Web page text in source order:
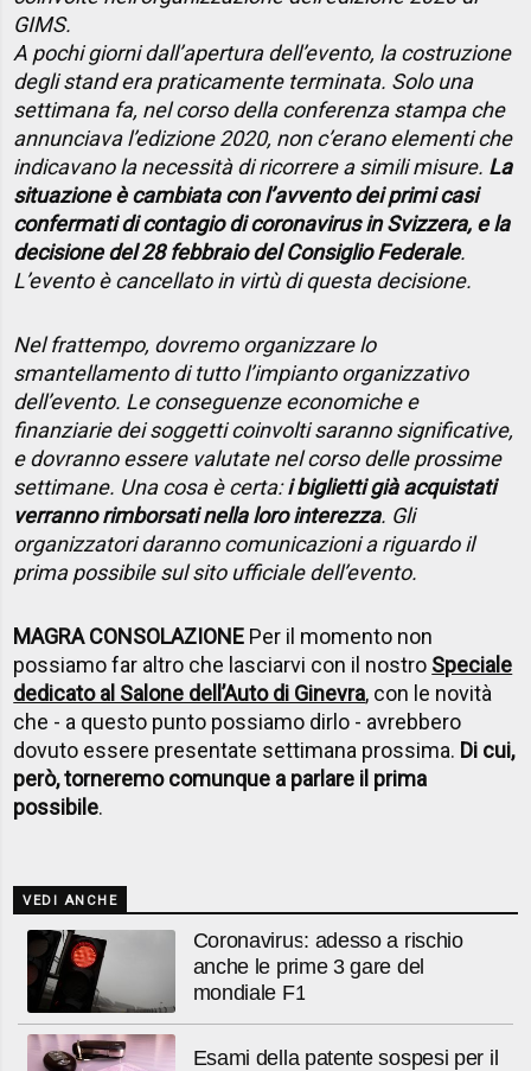
GIMS.
A pochi giorni dall’apertura dell’evento, la costruzione
degli stand era praticamente terminata. Solo una
settimana fa, nel corso della conferenza stampa che
annunciava l’edizione 2020, non c’erano elementi che
indicavano la necessità di ricorrere a simili misure. La
situazione è cambiata con l’avvento dei primi casi
confermati di contagio di coronavirus in Svizzera, e la
decisione del 28 febbraio del Consiglio Federale.
L’evento è cancellato in virtù di questa decisione.
Nel frattempo, dovremo organizzare lo
smantellamento di tutto l’impianto organizzativo
dell’evento. Le conseguenze economiche e
finanziarie dei soggetti coinvolti saranno significative,
e dovranno essere valutate nel corso delle prossime
settimane. Una cosa è certa:i biglietti già acquistati
verranno rimborsati nella loro interezza. Gli
organizzatori daranno comunicazioni a riguardo il
prima possibile sul sito ufficiale dell’evento.
MAGRA CONSOLAZIONE Per il momento non
possiamo far altro che lasciarvi con il nostro Speciale
dedicato al Salone dell’Auto di Ginevra, con le novità
che - a questo punto possiamo dirlo - avrebbero
dovuto essere presentate settimana prossima. Di cui,
però, torneremo comunque a parlare il prima
possibile.
VEDI ANCHE
Coronavirus: adesso a rischio
anche le prime 3 gare del
mondiale F1
Esami della patente sospesi per il